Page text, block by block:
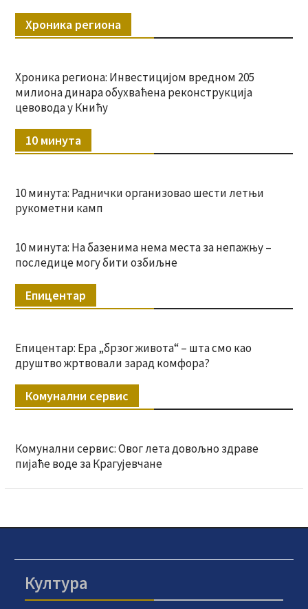
Хроника региона
Хроника региона: Инвестицијом вредном 205
милиона динара обухваћена реконструкција
цевовода у Книћу
10 минута
10 минута: Раднички организовао шести летњи
рукометни камп
10 минута: На базенима нема места за непажњу –
последице могу бити озбиљне
Епицентар
Епицентар: Ера „брзог живота“ – шта смо као
друштво жртвовали зарад комфора?
Комунални сервис
Комунални сервис: Овог лета довољно здраве
пијаће воде за Крагујевчане
Култура